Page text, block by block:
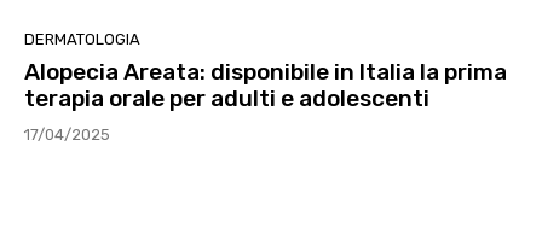
DERMATOLOGIA
Alopecia Areata: disponibile in Italia la prima
terapia orale per adulti e adolescenti
17/04/2025